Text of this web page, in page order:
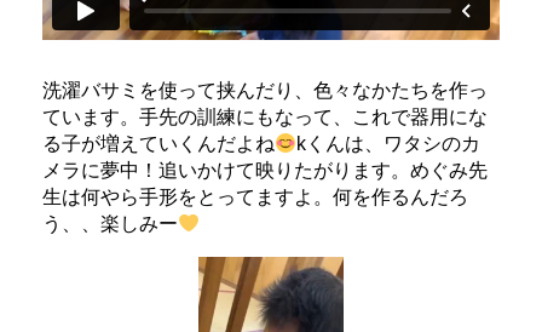
洗濯バサミを使って挟んだり、色々なかたちを作っ
ています。手先の訓練にもなって、これで器用にな
る子が増えていくんだよね
kくんは、ワタシのカ
メラに夢中！追いかけて映りたがります。めぐみ先
生は何やら手形をとってますよ。何を作るんだろ
う、、楽しみー